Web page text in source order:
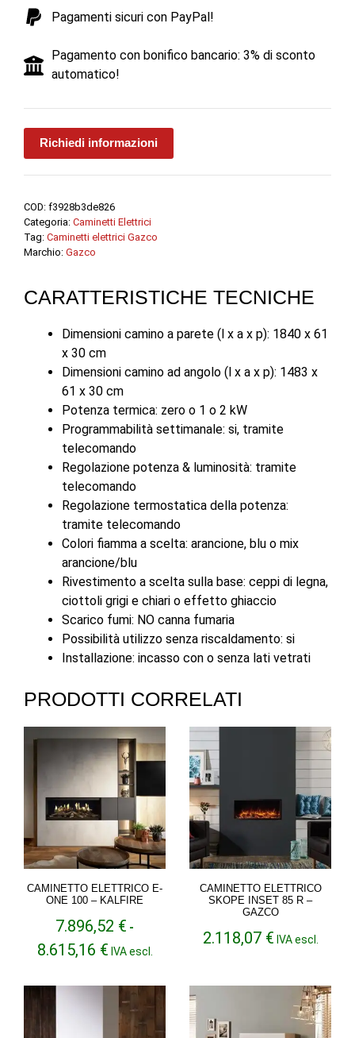
Gazco
Pagamenti sicuri con PayPal!
Pagamento con bonifico bancario: 3% di sconto
automatico!
Richiedi informazioni
COD: f3928b3de826
Categoria: Caminetti Elettrici
Tag: Caminetti elettrici Gazco
Marchio: Gazco
CARATTERISTICHE TECNICHE
Dimensioni camino a parete (l x a x p): 1840 x 61
x 30 cm
Dimensioni camino ad angolo (l x a x p): 1483 x
61 x 30 cm
Potenza termica: zero o 1 o 2 kW
Programmabilità settimanale: si, tramite
telecomando
Regolazione potenza & luminosità: tramite
telecomando
Regolazione termostatica della potenza:
tramite telecomando
Colori fiamma a scelta: arancione, blu o mix
arancione/blu
Rivestimento a scelta sulla base: ceppi di legna,
ciottoli grigi e chiari o effetto ghiaccio
Scarico fumi: NO canna fumaria
Possibilità utilizzo senza riscaldamento: si
Installazione: incasso con o senza lati vetrati
PRODOTTI CORRELATI
CAMINETTO ELETTRICO E-
ONE 100 – KALFIRE
7.896,52 € -
8.615,16 €Fascia
7.896,52 €
IVA escl.
CAMINETTO ELETTRICO
SKOPE INSET 85 R –
GAZCO
2.118,07 € IVA escl.